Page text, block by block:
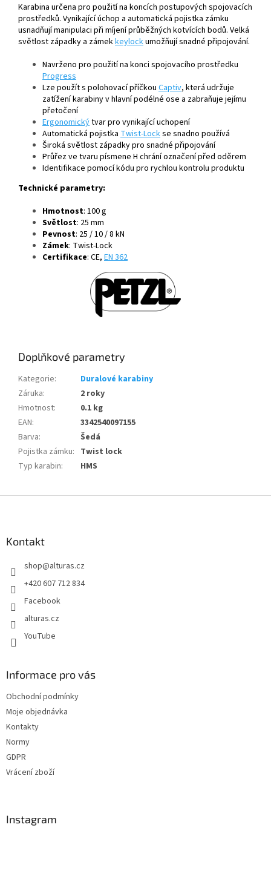
Karabina určena pro použití na koncích postupových spojovacích
prostředků. Vynikající úchop a automatická pojistka zámku
usnadňují manipulaci při míjení průběžných kotvících bodů. Velká
světlost západky a zámekkeylockumožňují snadné připojování.
Navrženo pro použití na konci spojovacího prostředku
Progress
Lze použít s polohovací příčkou Captiv, která udržuje
zatížení karabiny v hlavní podélné ose a zabraňuje jejímu
přetočení
Ergonomickýtvar pro vynikající uchopení
Automatická pojistka Twist-Lockse snadno používá
Široká světlost západky pro snadné připojování
Průřez ve tvaru písmene H chrání označení před oděrem
Identifikace pomocí kódu pro rychlou kontrolu produktu
Technické parametry:
Hmotnost: 100 g
Světlost: 25 mm
Pevnost: 25 / 10 / 8 kN
Zámek: Twist-Lock
Certifikace: CE, EN 362
Doplňkové parametry
Kategorie:
Duralové karabiny
Záruka:
2 roky
Hmotnost:
0.1 kg
EAN:
3342540097155
Barva:
Šedá
Pojistka zámku: Twist lock
Typ karabin: HMS
Kontakt
shop@alturas.cz
+420 607 712 834
Facebook
alturas.cz
YouTube
Informace pro vás
Obchodní podmínky
Moje objednávka
Kontakty
Normy
GDPR
Vrácení zboží
Instagram